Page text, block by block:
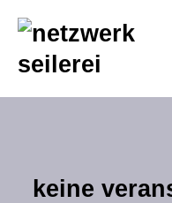
springen
keine